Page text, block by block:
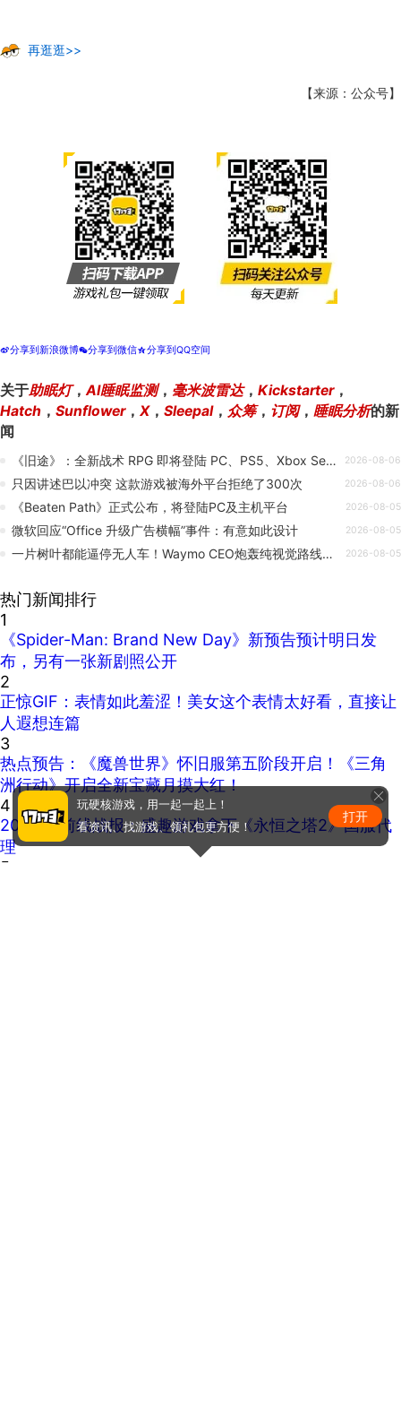
再逛逛>>
【来源：公众号】
t分享到新浪微博w分享到微信z分享到QQ空间
关于助眠灯，AI睡眠监测， 毫米波雷达， Kickstarter，
Hatch ， Sunflower， X， Sleepal， 众筹， 订阅， 睡眠分析的新
闻
《旧途》：全新战术 RPG 即将登陆 PC、PS5、Xbox Series X|S 与 NS 2026-08-06
只因讲述巴以冲突 这款游戏被海外平台拒绝了300次 2026-08-06
《Beaten Path》正式公布，将登陆PC及主机平台 2026-08-05
微软回应“Office 升级广告横幅”事件：有意如此设计 2026-08-05
一片树叶都能逼停无人车！Waymo CEO炮轰纯视觉路线：只靠摄像头无法完全自动驾驶 2026-08-05
热门新闻排行
1
《Spider-Man: Brand New Day》新预告预计明日发
布，另有一张新剧照公开
2
正惊GIF：表情如此羞涩！美女这个表情太好看，直接让
人遐想连篇
3
热点预告：《魔兽世界》怀旧服第五阶段开启！《三角
洲行动》开启全新宝藏月摸大红！
4
2026CJ前线战报：盛趣游戏拿下《永恒之塔2》国服代
理
5
玩硬核游戏，用一起一起上！
看资讯、找游戏、领礼包更方便！
打开